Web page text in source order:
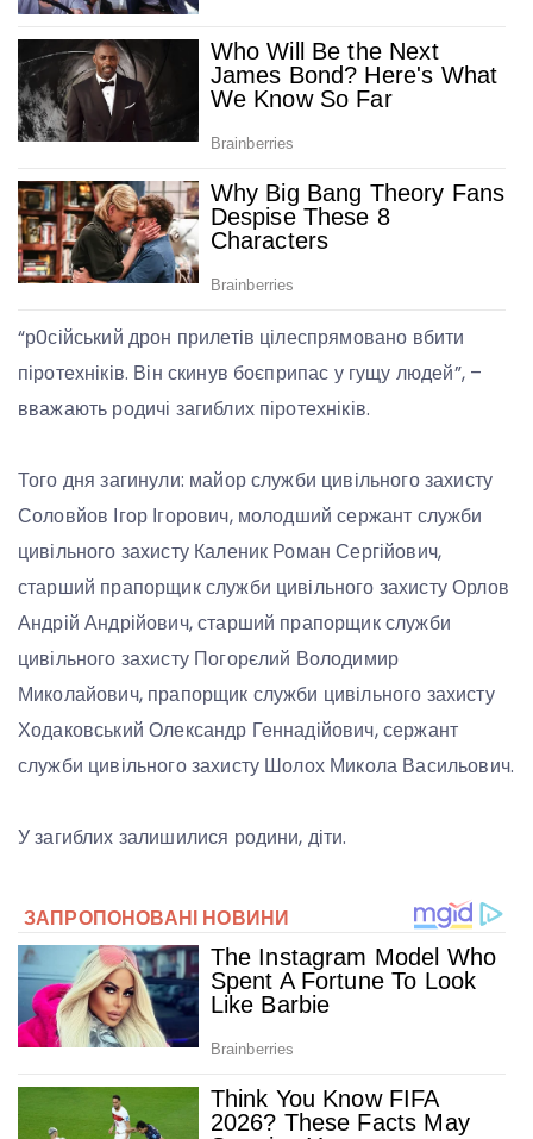
“р0сійський дрон прилетів цілеспрямовано вбити
піротехніків. Він скинув боєприпас у гущу людей”, –
вважають родичі загиблих піротехніків.
Того дня загинули: майор служби цивільного захисту
Соловйов Ігор Ігорович, молодший сержант служби
цивільного захисту Каленик Роман Сергійович,
старший прапорщик служби цивільного захисту Орлов
Андрій Андрійович, старший прапорщик служби
цивільного захисту Погорєлий Володимир
Миколайович, прапорщик служби цивільного захисту
Ходаковський Олександр Геннадійович, сержант
служби цивільного захисту Шолох Микола Васильович.
У загиблих залишилися родини, діти.